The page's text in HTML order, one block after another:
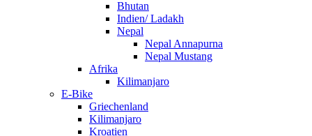
Bhutan
Indien/ Ladakh
Nepal
Nepal Annapurna
Nepal Mustang
Afrika
Kilimanjaro
E-Bike
Griechenland
Kilimanjaro
Kroatien